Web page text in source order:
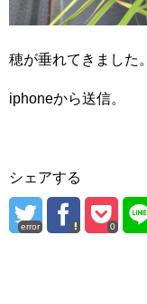
穂が垂れてきました。
iphoneから送信。
シェアする
error 0